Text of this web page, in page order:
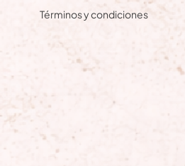
Términos y condiciones